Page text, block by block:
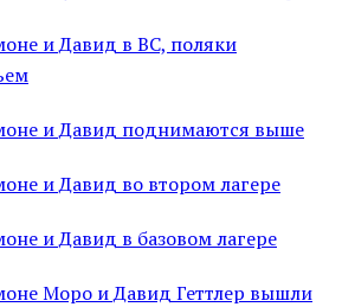
и Давид в ВС, поляки
и Давид поднимаются выше
и Давид во втором лагере
и Давид в базовом лагере
Моро и Давид Геттлер вышли